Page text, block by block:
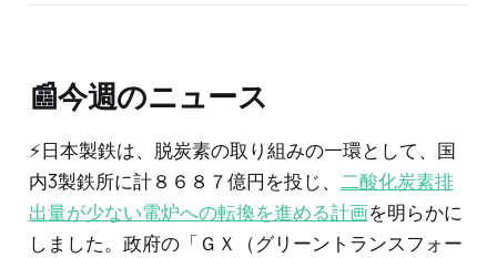
📰今週のニュース
⚡️日本製鉄は、脱炭素の取り組みの一環として、国
内3製鉄所に計８６８７億円を投じ、 二酸化炭素排
出量が少ない電炉への転換を進める計画を明らかに
しました。政府の「ＧＸ（グリーントランスフォー